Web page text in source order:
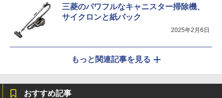
三菱のパワフルなキャニスター掃除機、
サイクロンと紙パック
2025年2月6日
もっと関連記事を見る
おすすめ記事